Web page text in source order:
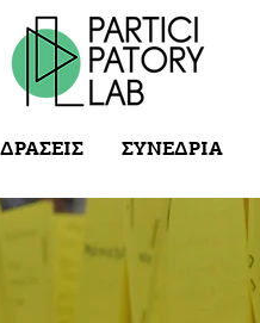
ΔΡΑΣΕΙΣ ΣΥΝΕΔΡΙA